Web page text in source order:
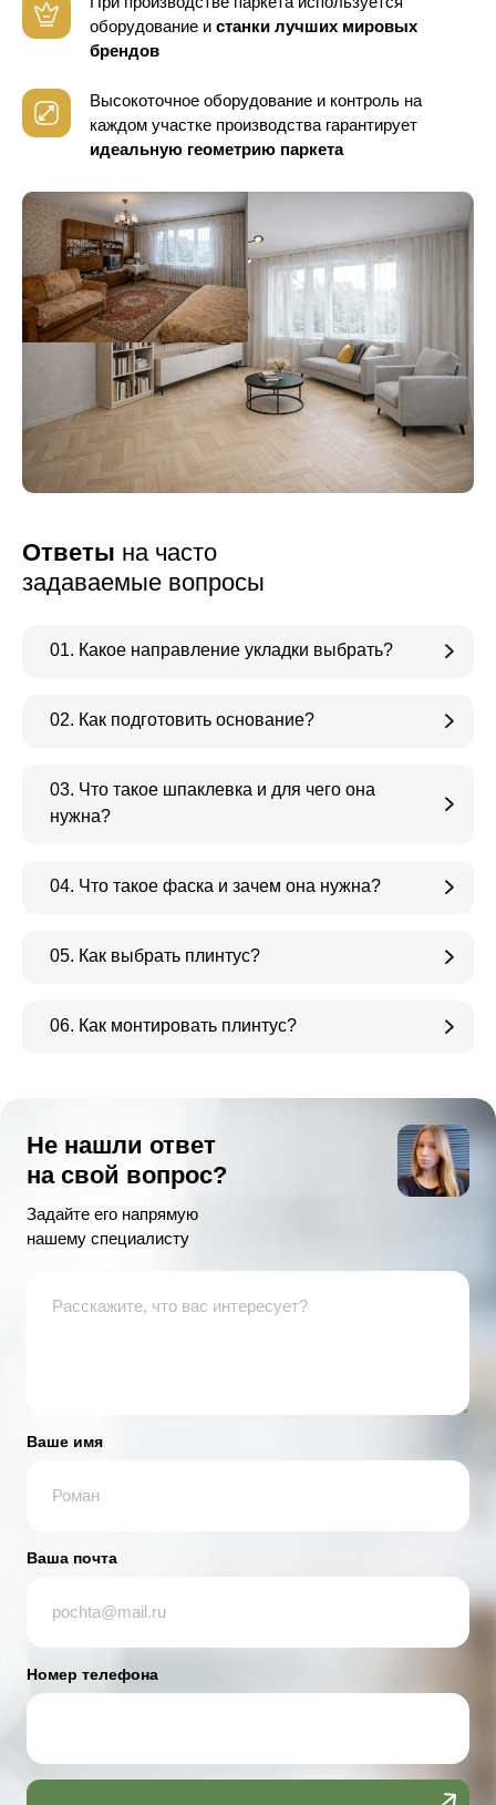
оборудование и станки лучших мировых
брендов
Высокоточное оборудование и контроль на
каждом участке производства гарантирует
идеальную геометрию паркета
Ответы на часто
задаваемые вопросы
01. Какое направление укладки выбрать?
02. Как подготовить основание?
03. Что такое шпаклевка и для чего она
нужна?
04. Что такое фаска и зачем она нужна?
05. Как выбрать плинтус?
06. Как монтировать плинтус?
Не нашли ответ
на свой вопрос?
Задайте его напрямую
нашему специалисту
Ваше имя
Ваша почта
Номер телефона